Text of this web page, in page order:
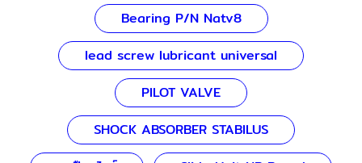
Bearing P/N Natv8
lead screw lubricant universal
PILOT VALVE
SHOCK ABSORBER STABILUS